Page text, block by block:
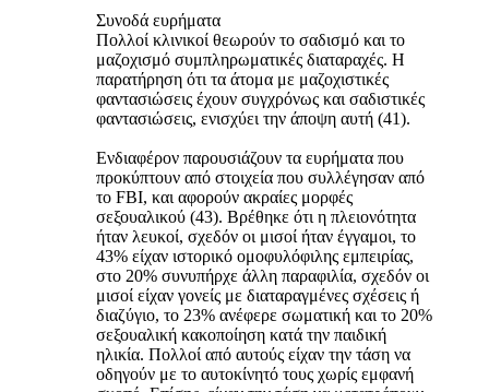
Συνοδά ευρήματα
Πολλοί κλινικοί θεωρούν το σαδισμό και το
μαζοχισμό συμπληρωματικές διαταραχές. Η
παρατήρηση ότι τα άτομα με μαζοχιστικές
φαντασιώσεις έχουν συγχρόνως και σαδιστικές
φαντασιώσεις, ενισχύει την άποψη αυτή (41).
Ενδιαφέρον παρουσιάζουν τα ευρήματα που
προκύπτουν από στοιχεία που συλλέγησαν από
το FBI, και αφορούν ακραίες μορφές
σεξουαλικού (43). Βρέθηκε ότι η πλειονότητα
ήταν λευκοί, σχεδόν οι μισοί ήταν έγγαμοι, το
43% είχαν ιστορικό ομοφυλόφιλης εμπειρίας,
στο 20% συνυπήρχε άλλη παραφιλία, σχεδόν οι
μισοί είχαν γονείς με διαταραγμένες σχέσεις ή
διαζύγιο, το 23% ανέφερε σωματική και το 20%
σεξουαλική κακοποίηση κατά την παιδική
ηλικία. Πολλοί από αυτούς είχαν την τάση να
οδηγούν με το αυτοκίνητό τους χωρίς εμφανή